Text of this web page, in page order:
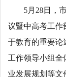
5月28日，
议暨中高考工作
于教育的重要论
工作领导小组全
业发展规划等文